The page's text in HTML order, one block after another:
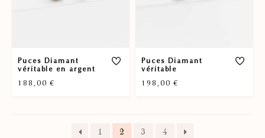
Puces Diamant
véritable en argent
188,00€
Puces Diamant
véritable
198,00€
1 2 3 4